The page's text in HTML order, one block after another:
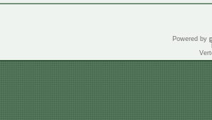
Powered by